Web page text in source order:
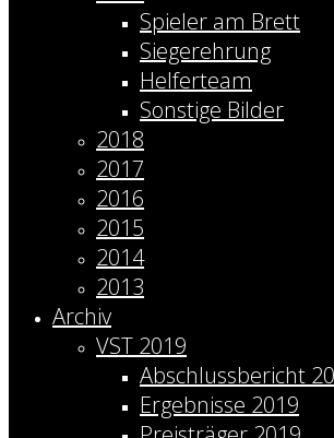
Spieler am Brett
Siegerehrung
Helferteam
Sonstige Bilder
2018
2017
2016
2015
2014
2013
Archiv
VST 2019
Abschlussbericht
Ergebnisse 2019